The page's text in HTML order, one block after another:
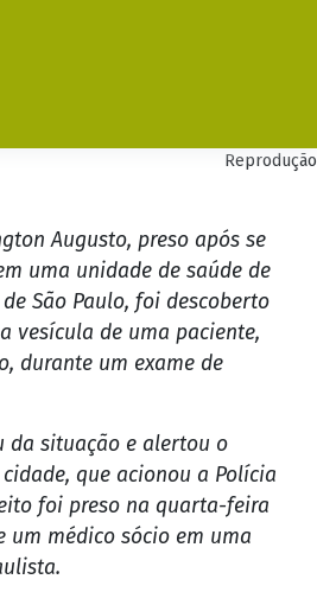
Reprodução
Augusto, preso após se
uma unidade de saúde de
São Paulo, foi descoberto
vesícula de uma paciente,
durante um exame de
da situação e alertou o
que acionou a Polícia
foi preso na quarta-feira
um médico sócio em uma